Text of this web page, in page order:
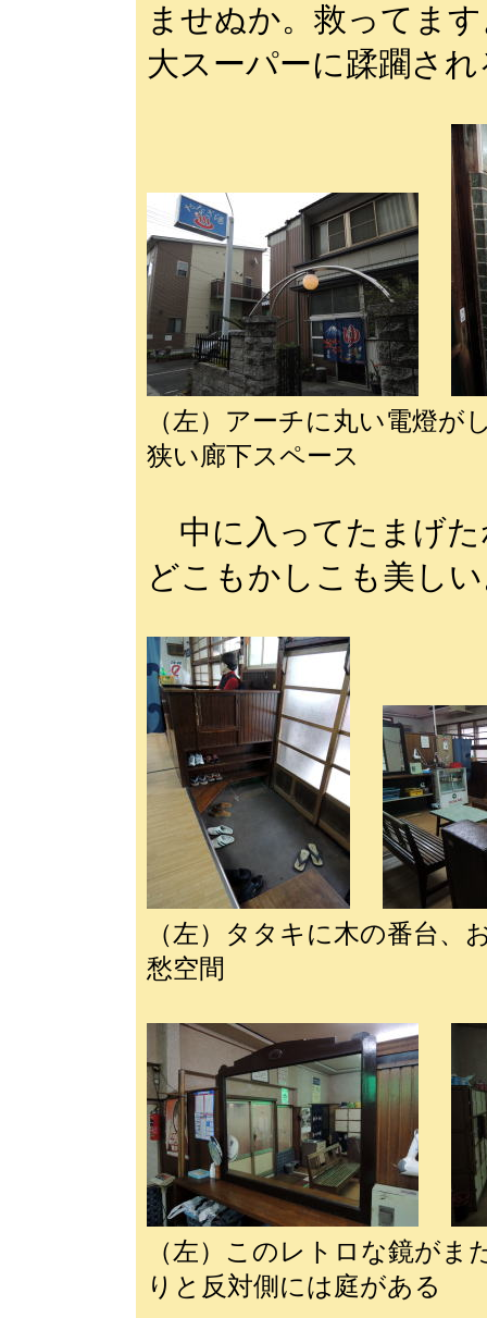
ませぬか。救ってま
大スーパーに蹂躙さ
（左）アーチに丸い電燈
狭い廊下スペース
中に入ってたまげた
どこもかしこも美し
（左）タタキに木の番台
愁空間
（左）このレトロな鏡
りと反対側には庭がある